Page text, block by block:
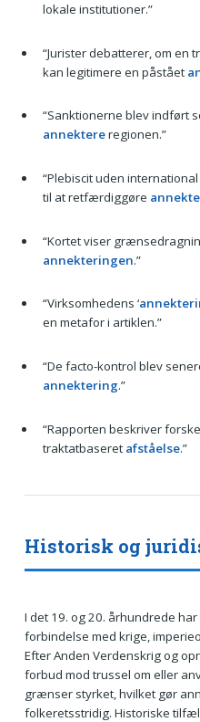
lokale institutioner.”
“Jurister debatterer, om en
kan legitimere en påstået
“Sanktionerne blev indført
annektereregionen.”
“Plebiscit uden
til at retfærdiggøre
“Kortet viser
annekteringen.”
“Virksomhedens ‘
en metafor i artiklen.”
“De facto-kontrol blev
annektering.”
“Rapporten beskriver
traktatbaseret afståelse.”
Historisk og
I det 19. og 20. århundrede
forbindelse med krige,
Efter Anden Verdenskrig og
forbud mod trussel om eller
grænser styrket, hvilket gør
folkeretsstridig. Historiske